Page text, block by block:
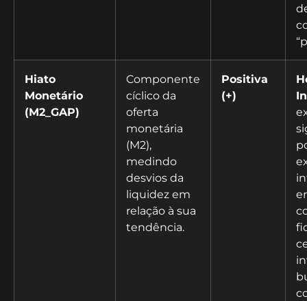
Hiato
Monetário
(M2_GAP)
Componente
cíclico da
oferta
monetária
(M2),
medindo
desvios da
liquidez em
relação à sua
tendência.
Positiva
(+)